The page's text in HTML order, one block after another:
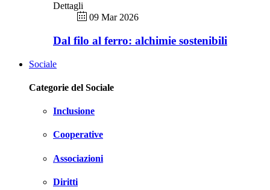
Dettagli
09 Mar 2026
Dal filo al ferro: alchimie sostenibili
Sociale
Categorie del Sociale
Inclusione
Cooperative
Associazioni
Diritti